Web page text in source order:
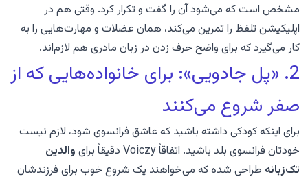
مشخص است که می‌شود آن را گفت و تکرار کرد. وقتی هم در
اپلیکیشن تلفظ را تمرین می‌کند، همان عضلات و مهارت‌هایی را به
کار می‌گیرد که برای واضح حرف زدن در زبان مادری هم لازم‌اند.
2. «پل جادویی»: برای خانواده‌هایی که از
صفر شروع می‌کنند
برای اینکه کودکی داشته باشید که عاشق فرانسوی شود، لازم نیست
خودتان فرانسوی بلد باشید. اتفاقاً Voiczy دقیقاً برای
والدین
تک‌زبانه طراحی شده که می‌خواهند یک شروع خوب برای فرزندشان